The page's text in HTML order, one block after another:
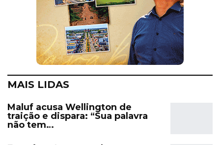
MAIS LIDAS
Maluf acusa Wellington de
traição e dispara: “Sua palavra
não tem…